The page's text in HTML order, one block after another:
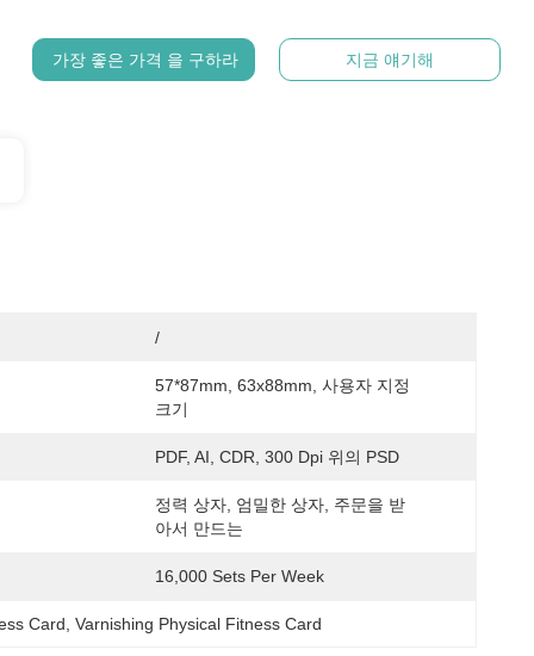
가장 좋은 가격 을 구하라 지금 얘기해
/
57*87mm, 63x88mm, 사용자 지정
크기
PDF, AI, CDR, 300 Dpi 위의 PSD
정력 상자, 엄밀한 상자, 주문을 받
아서 만드는
16,000 Sets Per Week
Card , Varnishing Physical Fitness Card